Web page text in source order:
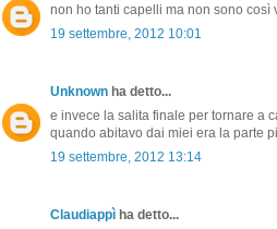
non ho tanti capelli ma non sono così
19 settembre, 2012 10:01
Unknown ha detto...
e invece la salita finale per tornare a
quando abitavo dai miei era la parte
19 settembre, 2012 13:14
Claudiappì ha detto...